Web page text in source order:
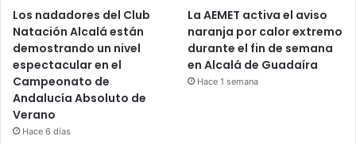
Los nadadores del Club
Natación Alcalá están
demostrando un nivel
espectacular en el
Campeonato de
Andalucía Absoluto de
Verano
Hace 6 días
La AEMET activa el aviso
naranja por calor extremo
durante el fin de semana
en Alcalá de Guadaíra
Hace 1 semana